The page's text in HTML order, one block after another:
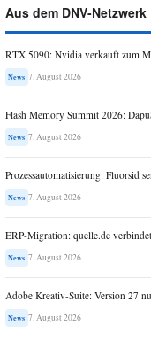
Aus dem DNV-Netzwerk
RTX 5090: Nvidia verkauft zum
News 7. August 2026
Flash Memory Summit 2026:
News 7. August 2026
Prozessautomatisierung: Fluorsid
News 7. August 2026
ERP-Migration: quelle.de
News 7. August 2026
Adobe Kreativ-Suite: Version 27
News 7. August 2026